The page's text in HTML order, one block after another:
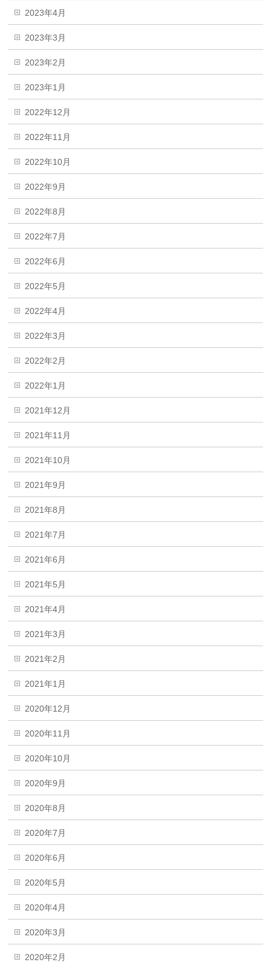
2023年4月
2023年3月
2023年2月
2023年1月
2022年12月
2022年11月
2022年10月
2022年9月
2022年8月
2022年7月
2022年6月
2022年5月
2022年4月
2022年3月
2022年2月
2022年1月
2021年12月
2021年11月
2021年10月
2021年9月
2021年8月
2021年7月
2021年6月
2021年5月
2021年4月
2021年3月
2021年2月
2021年1月
2020年12月
2020年11月
2020年10月
2020年9月
2020年8月
2020年7月
2020年6月
2020年5月
2020年4月
2020年3月
2020年2月